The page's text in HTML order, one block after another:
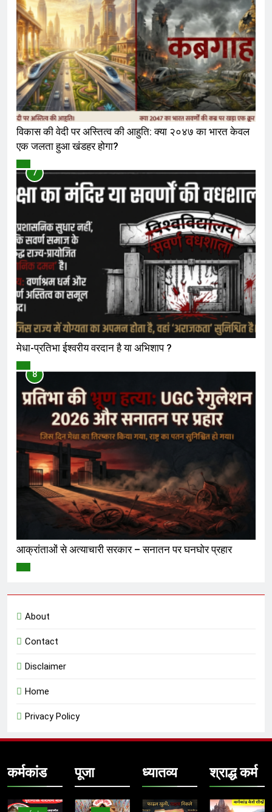
विकास की वेदी पर अस्तित्व की आहुति: क्या २०४७ का भारत केवल
एक जलता हुआ खंडहर होगा?
7
मेधा-प्रतिभा ईश्वरीय वरदान है या अभिशाप ?
8
आक्रांताओं से अत्याचारी सरकार – सनातन पर घनघोर प्रहार
About
Contact
Disclaimer
Home
Privacy Policy
कर्मकांड पूजा ध्यातव्य श्राद्ध कर्म